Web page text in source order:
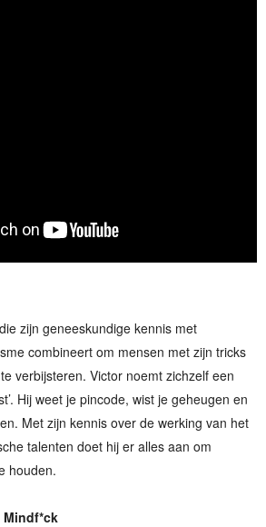
zijn geneeskundige kennis met
combineert om mensen met zijn tricks
verbijsteren. Victor noemt zichzelf een
Hij weet je pincode, wist je geheugen en
Met zijn kennis over de werking van het
talenten doet hij er alles aan om
houden.
Mindf*ck